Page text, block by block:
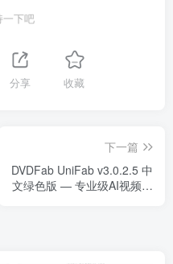
一下吧
分享 收藏
下一篇
DVDFab UniFab v3.0.2.5 中
文绿色版 — 专业级AI视频画